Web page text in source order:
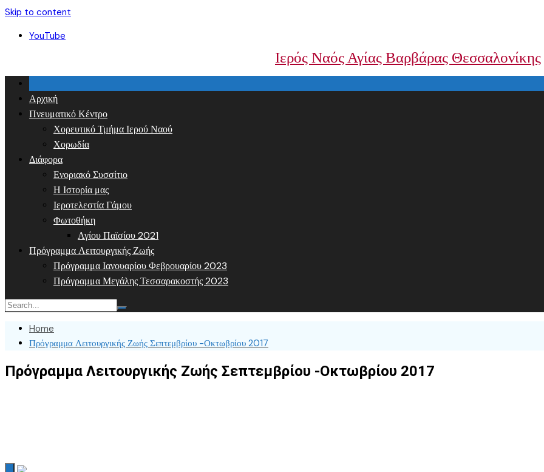
Skip to content
YouTube
Ιερός Ναός Αγίας Βαρβάρας Θεσσαλονίκης
Αρχική
Πνευματικό Κέντρο
Χορευτικό Τμήμα Ιερού Ναού
Χορωδία
Διάφορα
Ενοριακό Συσσίτιο
Η Ιστορία μας
Ιεροτελεστία Γάμου
Φωτοθήκη
Αγίου Παϊσίου 2021
Πρόγραμμα Λειτουργικής Ζωής
Πρόγραμμα Ιανουαρίου Φεβρουαρίου 2023
Πρόγραμμα Μεγάλης Τεσσαρακοστής 2023
Home
Πρόγραμμα Λειτουργικής Ζωής Σεπτεμβρίου -Οκτωβρίου 2017
Πρόγραμμα Λειτουργικής Ζωής Σεπτεμβρίου -Οκτωβρίου 2017